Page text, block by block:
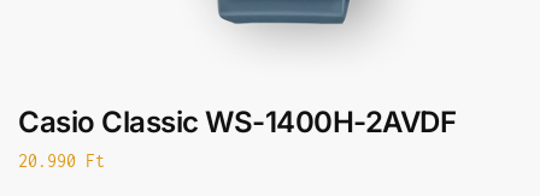
Casio Classic WS-1400H-2AVDF
20.990 Ft